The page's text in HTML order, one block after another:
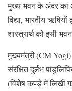
मुख्य भवन के अंदर का
विद्या, भारतीय
शास्त्रार्थ को इसी
मुख्यमंत्री (CM Yogi)
संरक्षित दुर्लभ
(विशेष कपड़े में लिखी